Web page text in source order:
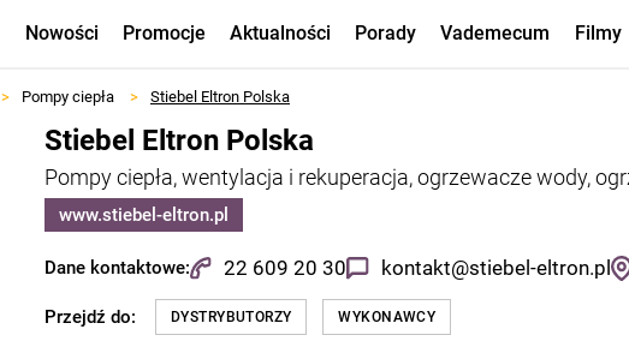
Nowości Promocje Aktualności Porady Vademecum Filmy
> Pompy ciepła > Stiebel Eltron Polska
Stiebel Eltron Polska
Pompy ciepła, wentylacja i rekuperacja, ogrzewacze wody,
www.stiebel-eltron.pl
Dane kontaktowe: 22 609 20 30 kontakt@stiebel-eltron.pl
Przejdź do: DYSTRYBUTORZY WYKONAWCY